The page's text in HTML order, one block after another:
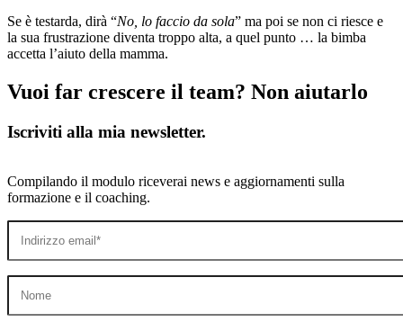
Se è testarda, dirà “No, lo faccio da sola” ma poi se non ci riesce e
la sua frustrazione diventa troppo alta, a quel punto … la bimba
accetta l’aiuto della mamma.
Vuoi far crescere il team? Non aiutarlo
Iscriviti alla mia newsletter.
Compilando il modulo riceverai news e aggiornamenti sulla
formazione e il coaching.